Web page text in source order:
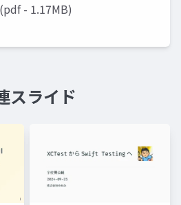
- 1.17MB)
スライド